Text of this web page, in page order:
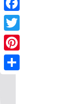
Facebook
Twitter
Pinterest